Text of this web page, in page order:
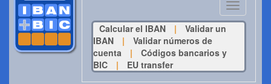
Toggle
navigation
Calcular el IBAN
|
Validar un
IBAN
|
Validar números de
cuenta
|
Códigos bancarios y
BIC
| EU transfer